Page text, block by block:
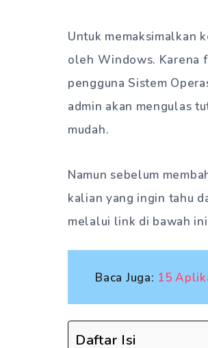
Untuk memaksimalkan
oleh Windows. Karena
pengguna Sistem
admin akan mengulas
mudah.
Namun sebelum
kalian yang ingin tahu
melalui link di bawah
Baca Juga: 15
Daftar Isi